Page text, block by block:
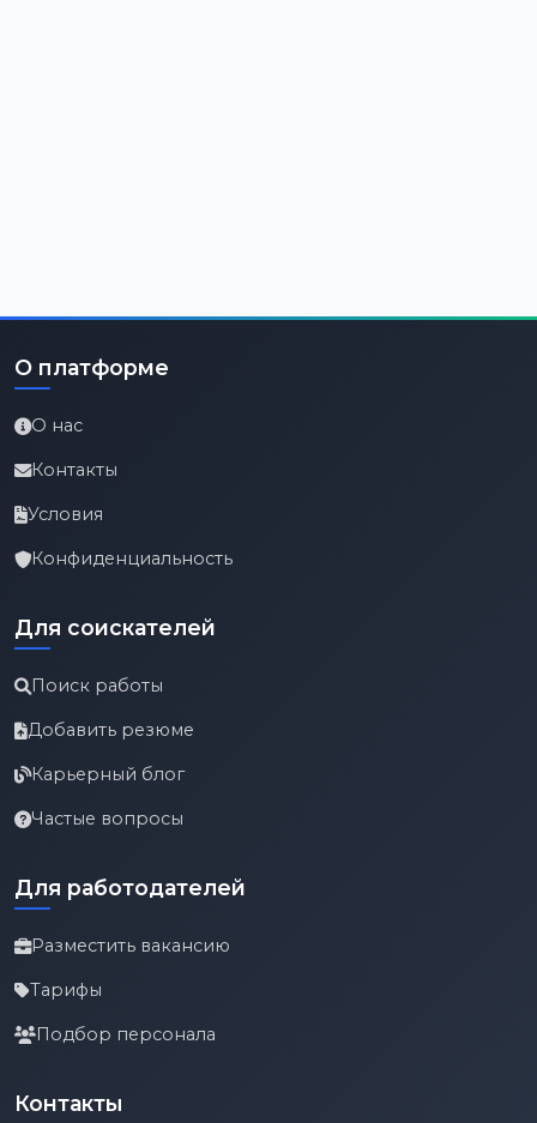
О платформе
О нас
Контакты
Условия
Конфиденциальность
Для соискателей
Поиск работы
Добавить резюме
Карьерный блог
Частые вопросы
Для работодателей
Разместить вакансию
Тарифы
Подбор персонала
Контакты